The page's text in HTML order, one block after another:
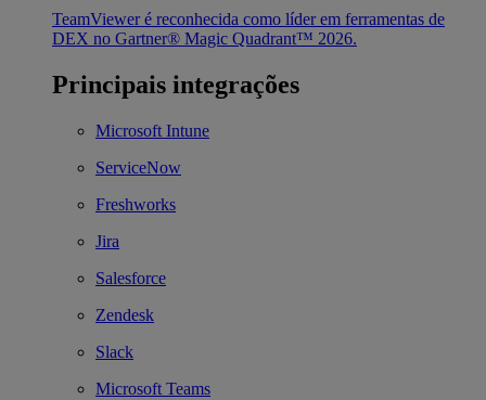
TeamViewer é reconhecida como líder em ferramentas de
DEX no Gartner® Magic Quadrant™ 2026.
Principais integrações
Microsoft Intune
ServiceNow
Freshworks
Jira
Salesforce
Zendesk
Slack
Microsoft Teams